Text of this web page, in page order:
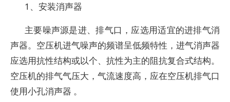
1、安装消声器
主要噪声源是进、排气口，应选用适宜的进排气消
声器。空压机进气噪声的频谱呈低频特性，进气消声器
应选用抗性结构或以个、抗性为主的阻抗复合式结构。
空压机的排气气压大，气流速度高，应在空压机排气口
使用小孔消声器 。